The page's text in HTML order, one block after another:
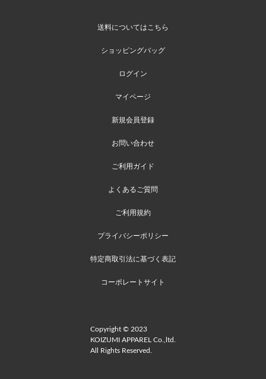
送料についてはこちら
ショッピングバッグ
ログイン
マイページ
新規会員登録
お問い合わせ
ご利用ガイド
よくあるご質問
ご利用規約
プライバシーポリシー
特定商取引法に基づく表記
コーポレートサイト
Copyright © 2023
KOIZUMI APPAREL Co.,ltd.
All Rights Reserved.